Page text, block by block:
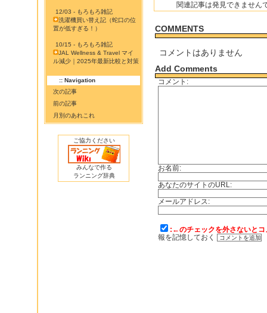
12/03 - もろもろ雑記
洗濯機買い替え記（蛇口の位
置が低すぎる！）
10/15 - もろもろ雑記
JAL Wellness & Travel マイ
ル減少｜2025年最新比較と対策
:: Navigation
次の記事
前の記事
月別のあれこれ
ご協力ください
みんなで作る
ランニング辞典
関連記事は発見できません
COMMENTS
コメントはありません
Add Comments
コメント:
お名前:
あなたのサイトのURL:
メールアドレス:
:←のチェックを外さないと
報を記憶しておく